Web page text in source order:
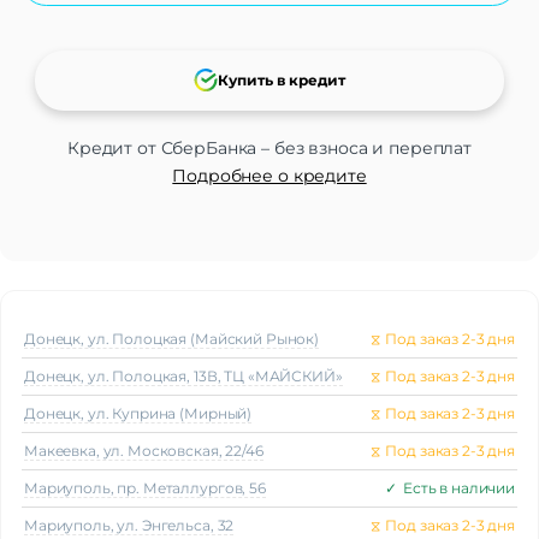
Частота обновления экрана
Число пикселей на дюйм
Стандарт связи/интернет
Производитель процессора
MediaTek
MediaTek Dimensity 7300 Ultimate
Количество ядер
процессора
Частота процессора
Cortex-A55 по 2,0 ГГц
Камера
Кредит от СберБанка – без взноса и переплат
Подробнее о кредите
Купить в кредит
Донецк, ул. Полоцкая (Майский Рынок) ⧖ Под заказ 2-3 дня
Донецк, ул. Полоцкая, 13В, ТЦ «МАЙСКИЙ» ⧖ Под заказ 2-3 дня
Донецк, ул. Куприна (Мирный) ⧖ Под заказ 2-3 дня
Макеeвка, ул. Московская, 22/46 ⧖ Под заказ 2-3 дня
Мариуполь, пр. Металлургов, 56 ✓ Есть в наличии
Мариуполь, ул. Энгельса, 32 ⧖ Под заказ 2-3 дня